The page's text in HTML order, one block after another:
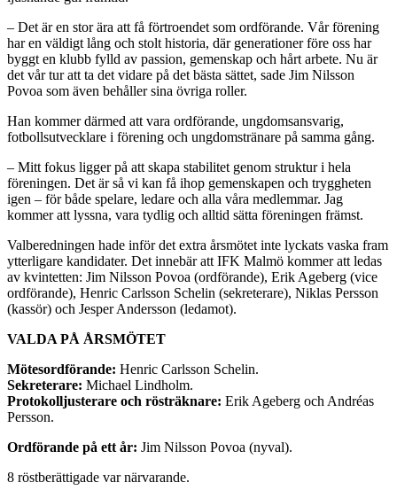
– Det är en stor ära att få förtroendet som ordförande. Vår förening
har en väldigt lång och stolt historia, där generationer före oss har
byggt en klubb fylld av passion, gemenskap och hårt arbete. Nu är
det vår tur att ta det vidare på det bästa sättet, sade Jim Nilsson
Povoa som även behåller sina övriga roller.
Han kommer därmed att vara ordförande, ungdomsansvarig,
fotbollsutvecklare i förening och ungdomstränare på samma gång.
– Mitt fokus ligger på att skapa stabilitet genom struktur i hela
föreningen. Det är så vi kan få ihop gemenskapen och tryggheten
igen – för både spelare, ledare och alla våra medlemmar. Jag
kommer att lyssna, vara tydlig och alltid sätta föreningen främst.
Valberedningen hade inför det extra årsmötet inte lyckats vaska fram
ytterligare kandidater. Det innebär att IFK Malmö kommer att ledas
av kvintetten: Jim Nilsson Povoa (ordförande), Erik Ageberg (vice
ordförande), Henric Carlsson Schelin (sekreterare), Niklas Persson
(kassör) och Jesper Andersson (ledamot).
VALDA PÅ ÅRSMÖTET
Mötesordförande: Henric Carlsson Schelin.
Sekreterare: Michael Lindholm.
Protokolljusterare och rösträknare: Erik Ageberg och Andréas
Persson.
Ordförande på ett år: Jim Nilsson Povoa (nyval).
8 röstberättigade var närvarande.